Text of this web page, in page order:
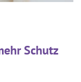
Schutz